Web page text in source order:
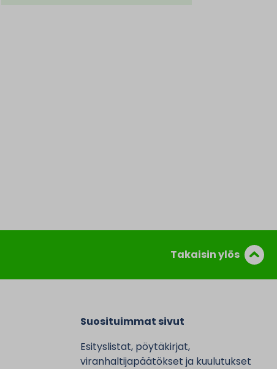
Takaisin ylös
Suosituimmat sivut
Esityslistat, pöytäkirjat,
viranhaltijapäätökset ja kuulutukset